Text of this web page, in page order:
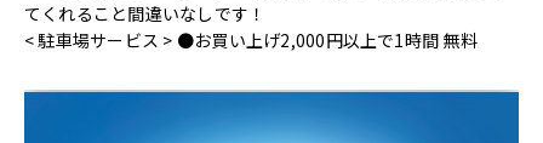
てくれること間違いなしです！
< 駐車場サービス > ●お買い上げ2,000円以上で1時間 無料